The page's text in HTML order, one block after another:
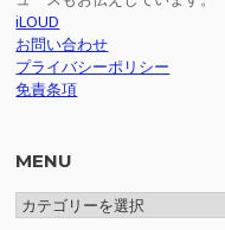
iLOUD
お問い合わせ
プライバシーポリシー
免責条項
MENU
MENU